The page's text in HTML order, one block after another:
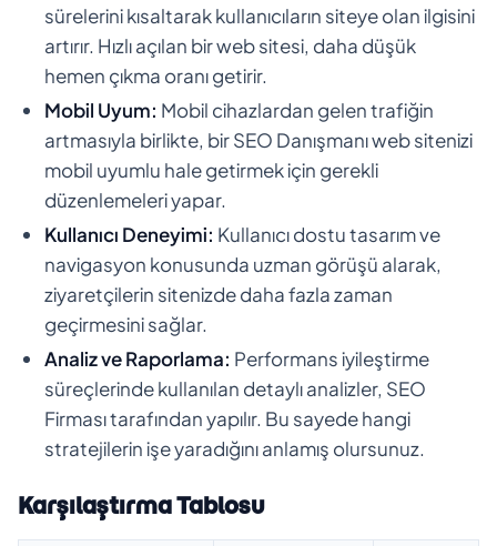
sürelerini kısaltarak kullanıcıların siteye olan ilgisini
artırır. Hızlı açılan bir web sitesi, daha düşük
hemen çıkma oranı getirir.
Mobil Uyum: Mobil cihazlardan gelen trafiğin
artmasıyla birlikte, bir SEO Danışmanı web sitenizi
mobil uyumlu hale getirmek için gerekli
düzenlemeleri yapar.
Kullanıcı Deneyimi: Kullanıcı dostu tasarım ve
navigasyon konusunda uzman görüşü alarak,
ziyaretçilerin sitenizde daha fazla zaman
geçirmesini sağlar.
Analiz ve Raporlama: Performans iyileştirme
süreçlerinde kullanılan detaylı analizler, SEO
Firması tarafından yapılır. Bu sayede hangi
stratejilerin işe yaradığını anlamış olursunuz.
Karşılaştırma Tablosu